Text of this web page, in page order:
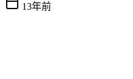
13年前